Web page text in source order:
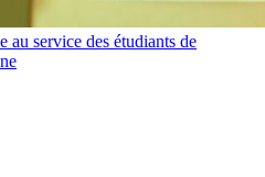
au service des étudiants de